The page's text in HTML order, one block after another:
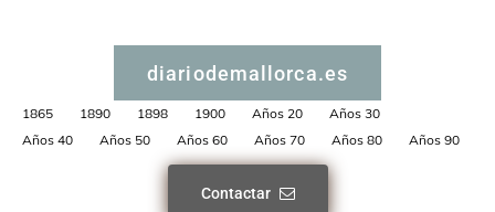
diariodemallorca.es
1865 1890 1898 1900 Años 20
Años 30
Años 40
Años 50 Años 60 Años 70 Años 80 Años 90
Contactar